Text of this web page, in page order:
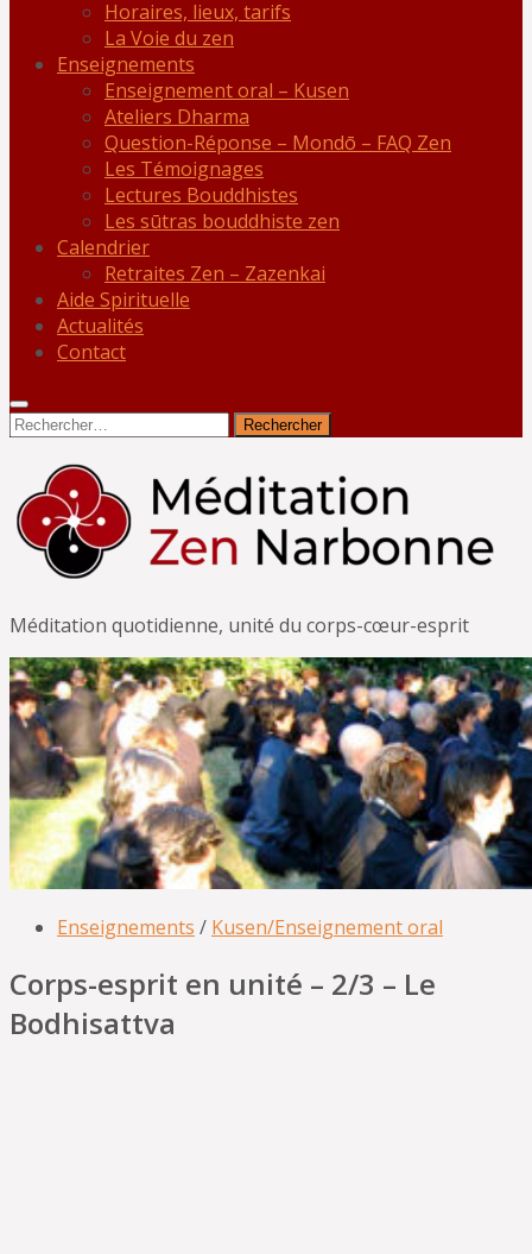
Horaires, lieux, tarifs
La Voie du zen
Enseignements
Enseignement oral – Kusen
Ateliers Dharma
Question-Réponse – Mondō – FAQ Zen
Les Témoignages
Lectures Bouddhistes
Les sūtras bouddhiste zen
Calendrier
Retraites Zen – Zazenkai
Aide Spirituelle
Actualités
Contact
Rechercher :
Méditation quotidienne, unité du corps-cœur-esprit
Enseignements / Kusen/Enseignement oral
Corps-esprit en unité – 2/3 – Le
Bodhisattva